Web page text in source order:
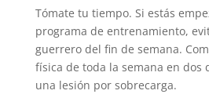
Tómate tu tiempo. Si estás
programa de entrenamiento,
guerrero del fin de semana.
física de toda la semana en dos
una lesión por sobrecarga.